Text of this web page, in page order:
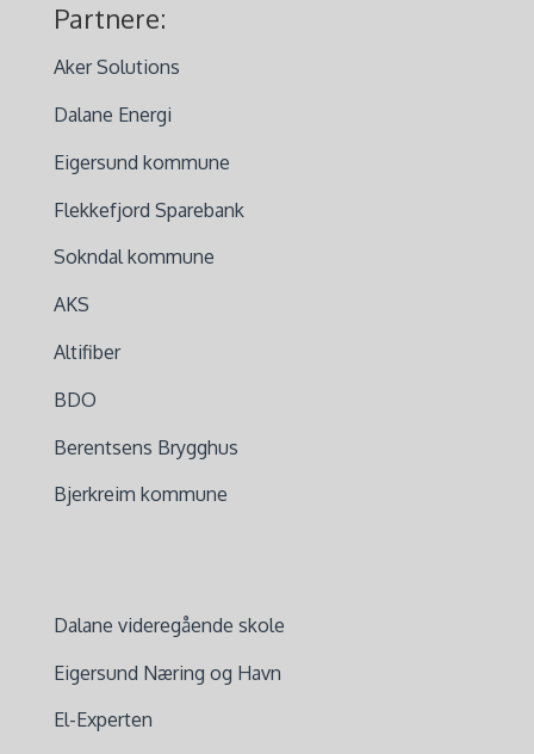
Partnere:
Aker Solutions
Dalane Energi
Eigersund kommune
Flekkefjord Sparebank
Sokndal kommune
AKS
Altifiber
BDO
Berentsens Brygghus
Bjerkreim kommune
Dalane videregående skole
Eigersund Næring og Havn
El-Experten